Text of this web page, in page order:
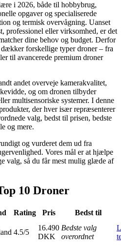
i 2026, både til hobbybrug,
opgaver og specialiserede
og termisk overvågning. Uanset
professionel eller virksomhed, er det
dine behov og budget. Derfor
forskellige typer droner – fra
til avancerede premium droner
andet overveje kamerakvalitet,
og om dronen tilbyder
multisensoriske systemer. I denne
der hver især repræsenterer
valg, bedst til prisen, bedste
og mere.
og vurderet dem ud fra
Vores mål er at hjælpe
valg, så du får mest mulig glæde af
10 Droner
Rating Pris Bedst til
4.5/5
16.490
DKK
Bedste valg
overordnet